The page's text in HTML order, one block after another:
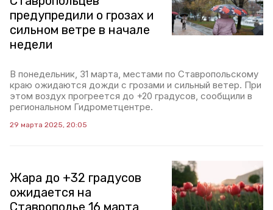
предупредили о грозах и
сильном ветре в начале
недели
В понедельник, 31 марта, местами по Ставропольскому
краю ожидаются дожди с грозами и сильный ветер. При
этом воздух прогреется до +20 градусов, сообщили в
региональном Гидрометцентре.
29 марта 2025, 20:05
Жара до +32 градусов
ожидается на